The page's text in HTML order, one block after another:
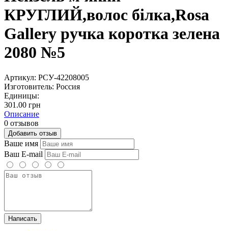
КРУГЛИЙ,волос білка,Rosa
Gallery ручка коротка зелена
2080 №5
Артикул: РСУ-42208005
Изготовитель: Россия
Единицы:
301.00 грн
Описание
0 отзывов
Добавить отзыв
Ваше имя
Ваш E-mail
Написать